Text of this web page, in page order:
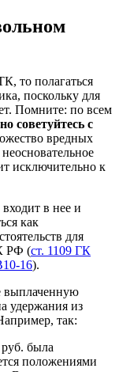
то полагаться
поскольку для
Помните: по всем
советуйтесь с
вредных
исключительно к
в нее и
как
для
РФ (ст. 1109 ГК
16).
выплаченную
удержания из
так:
была
положениями